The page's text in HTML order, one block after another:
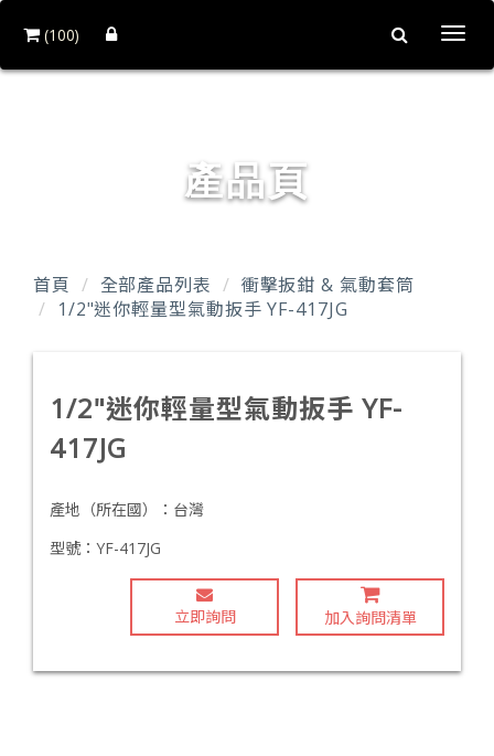
(100)
產品頁
首頁 全部產品列表
衝擊扳鉗 & 氣動套筒
1/2"迷你輕量型氣動扳手 YF-417JG
1/2"迷你輕量型氣動扳手 YF-
417JG
產地（所在國）： 台灣
型號： YF-417JG
立即詢問 加入詢問清單